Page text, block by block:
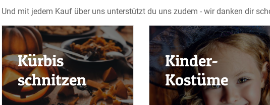
Und mit jedem Kauf über uns unterstützt du uns zudem - wir danken dir
Kürbis
schnitzen
Kinder-
Kostüme